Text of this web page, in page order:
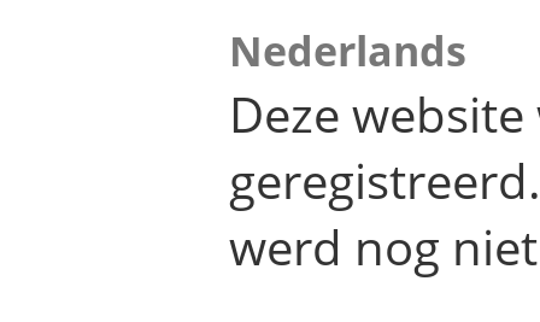
Nederlands
Deze
werd nog